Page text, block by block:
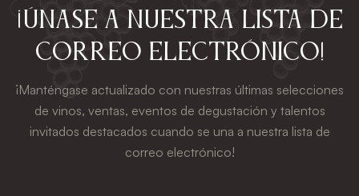
¡Únase a nuestra lista de
correo electrónico!
¡Manténgase actualizado con nuestras últimas selecciones
de vinos, ventas, eventos de degustación y talentos
invitados destacados cuando se una a nuestra lista de
correo electrónico!